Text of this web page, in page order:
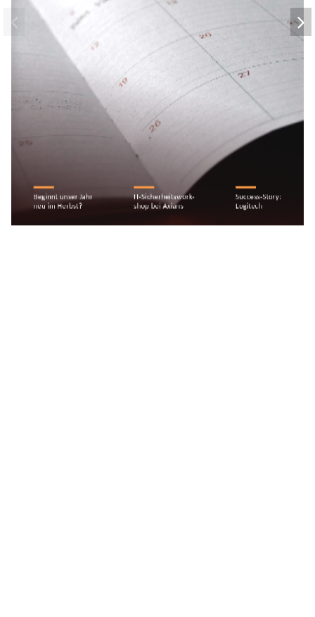
Beginnt unser Jahr
neu im Herbst?
IT-Sicherheitswork-
shop bei Axians
Success-Story:
Logitech